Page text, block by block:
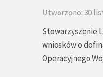
Utworzono: 30
Stowarzyszenie
wniosków o
Operacyjnego